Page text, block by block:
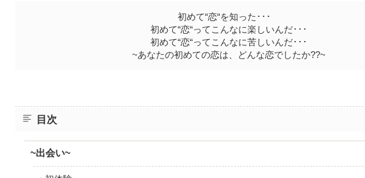
初めて“恋“を知った･･･
初めて“恋“ってこんなに楽しいんだ･･･
初めて“恋“ってこんなに苦しいんだ･･･
~あなたの初めての恋は、どんな恋でしたか??~
目次
~出会い~